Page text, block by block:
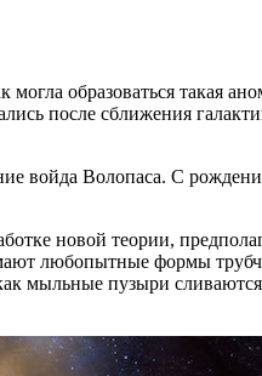
могла образоваться такая
после сближения
войда Волопаса. С
новой теории,
любопытные формы
мыльные пузыри сливаются